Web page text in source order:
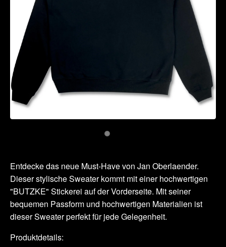
Entdecke das neue Must-Have von Jan Oberlaender.
Dieser stylische Sweater kommt mit einer hochwertigen
"BUTZKE" Stickerei auf der Vorderseite. Mit seiner
bequemen Passform und hochwertigen Materialien ist
dieser Sweater perfekt für jede Gelegenheit.
Produktdetails: